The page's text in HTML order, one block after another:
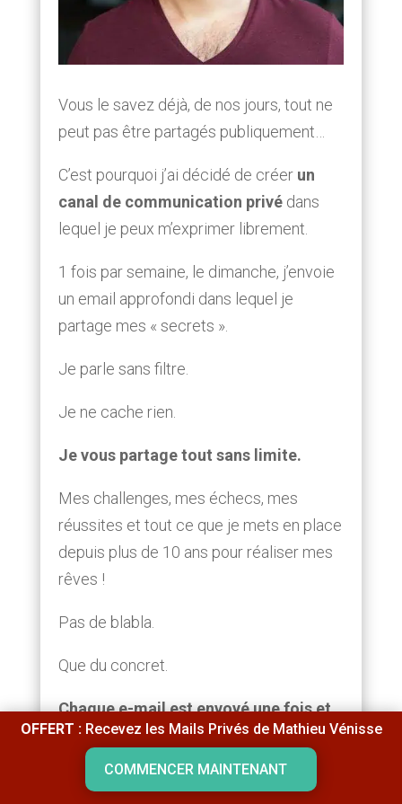
Vous le savez déjà, de nos jours, tout ne
peut pas être partagés publiquement…
C’est pourquoi j’ai décidé de créer un
canal de communication privé dans
lequel je peux m’exprimer librement.
1 fois par semaine, le dimanche, j’envoie
un email approfondi dans lequel je
partage mes « secrets ».
Je parle sans filtre.
Je ne cache rien.
Je vous partage tout sans limite.
Mes challenges, mes échecs, mes
réussites et tout ce que je mets en place
depuis plus de 10 ans pour réaliser mes
rêves !
Pas de blabla.
Que du concret.
Chaque e-mail est envoyé une fois et
ne sera plus jamais renvoyé.
Ne manquez pas le prochain.
OFFERT :Recevez les Mails Privés de Mathieu Vénisse
COMMENCER MAINTENANT